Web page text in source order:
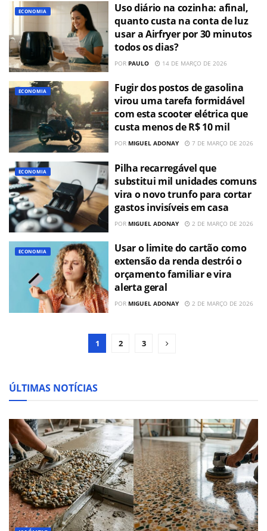
ECONOMIA
Uso diário na cozinha: afinal,
quanto custa na conta de luz
usar a Airfryer por 30 minutos
todos os dias?
POR PAULO 14 DE MARÇO DE 2026
ECONOMIA
Fugir dos postos de gasolina
virou uma tarefa formidável
com esta scooter elétrica que
custa menos de R$ 10 mil
POR MIGUEL ADONAY 7 DE MARÇO DE 2026
ECONOMIA
Pilha recarregável que
substitui mil unidades comuns
vira o novo trunfo para cortar
gastos invisíveis em casa
POR MIGUEL ADONAY 2 DE MARÇO DE 2026
ECONOMIA
Usar o limite do cartão como
extensão da renda destrói o
orçamento familiar e vira
alerta geral
POR MIGUEL ADONAY 2 DE MARÇO DE 2026
1 2 3
ÚLTIMAS NOTÍCIAS